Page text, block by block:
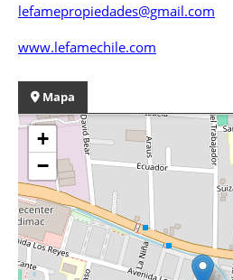
lefamepropiedades@gmail.com
www.lefamechile.com
Mapa
+
−